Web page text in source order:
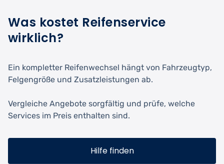
Was kostet Reifenservice
wirklich?
Ein kompletter Reifenwechsel hängt von Fahrzeugtyp,
Felgengröße und Zusatzleistungen ab.
Vergleiche Angebote sorgfältig und prüfe, welche
Services im Preis enthalten sind.
Hilfe finden